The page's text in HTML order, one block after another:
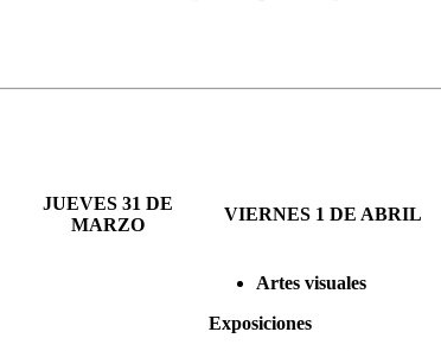
JUEVES 31 DE
MARZO
VIERNES 1 DE ABRIL
Artes visuales
Exposiciones